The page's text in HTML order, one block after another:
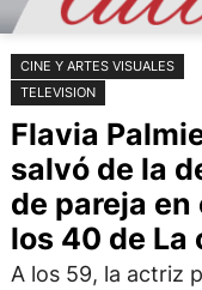
CINE Y ARTES VISUALES
TELEVISION
Flavia
salvó de la
de pareja
los 40 de La
A los 59, la actriz